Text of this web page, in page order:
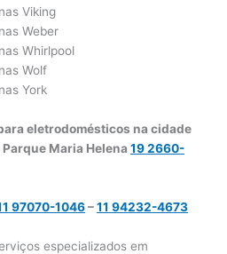
Viking
Weber
Whirlpool
Wolf
York
eletrodomésticos na cidade
Maria Helena19 2660-
97070-1046–11 94232-4673
especializados em